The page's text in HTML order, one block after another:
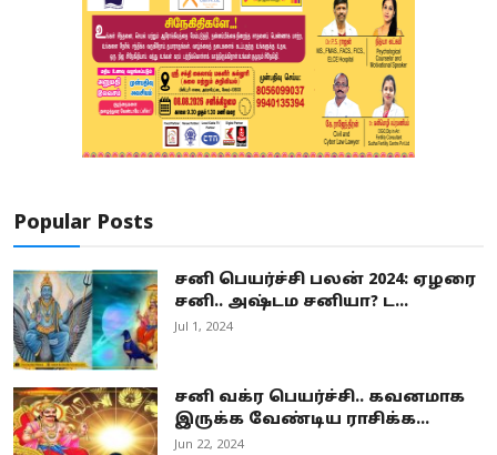
Popular Posts
சனி பெயர்ச்சி பலன் 2024: ஏழரை
சனி.. அஷ்டம சனியா? ட...
Jul 1, 2024
சனி வக்ர பெயர்ச்சி.. கவனமாக
இருக்க வேண்டிய ராசிக்க...
Jun 22, 2024